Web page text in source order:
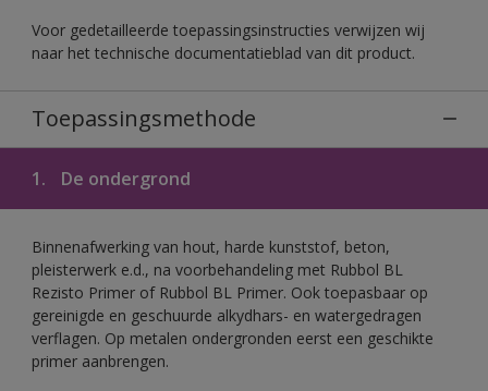
Voor gedetailleerde toepassingsinstructies verwijzen wij
naar het technische documentatieblad van dit product.
Toepassingsmethode
1. De ondergrond
Binnenafwerking van hout, harde kunststof, beton,
pleisterwerk e.d., na voorbehandeling met Rubbol BL
Rezisto Primer of Rubbol BL Primer. Ook toepasbaar op
gereinigde en geschuurde alkydhars- en watergedragen
verflagen. Op metalen ondergronden eerst een geschikte
primer aanbrengen.